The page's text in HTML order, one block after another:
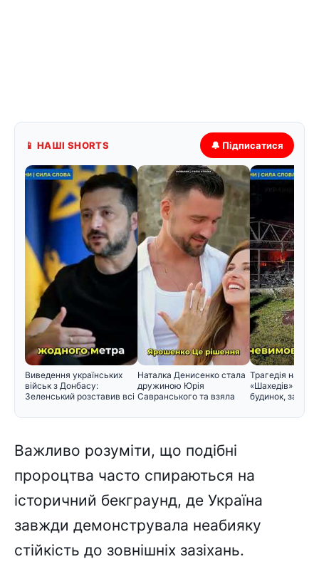
📱 НАШІ SHORTS 🔔 Підписатися
Виведення українських
військ з Донбасу:
Зеленський розставив всі
Наталка Денисенко стала
дружиною Юрія
Савранського та взяла
Трагедія на
«Шахедів»
будинок,
Важливо розуміти, що подібні
пророцтва часто спираються на
історичний бекграунд, де Україна
завжди демонструвала неабияку
стійкість до зовнішніх зазіхань.